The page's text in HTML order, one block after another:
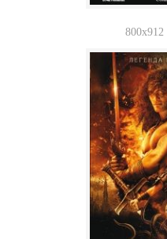
800x912